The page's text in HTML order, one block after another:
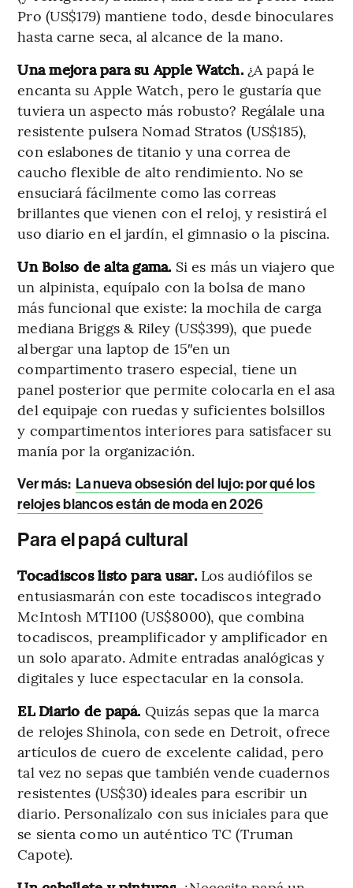
Pro (US$179) mantiene todo, desde binoculares
hasta carne seca, al alcance de la mano.
Una mejora para su Apple Watch. ¿A papá le
encanta su Apple Watch, pero le gustaría que
tuviera un aspecto más robusto? Regálale una
resistente pulsera Nomad Stratos (US$185),
con eslabones de titanio y una correa de
caucho flexible de alto rendimiento. No se
ensuciará fácilmente como las correas
brillantes que vienen con el reloj, y resistirá el
uso diario en el jardín, el gimnasio o la piscina.
Un Bolso de alta gama. Si es más un viajero que
un alpinista, equípalo con la bolsa de mano
más funcional que existe: la mochila de carga
mediana Briggs & Riley (US$399), que puede
albergar una laptop de 15″en un
compartimento trasero especial, tiene un
panel posterior que permite colocarla en el asa
del equipaje con ruedas y suficientes bolsillos
y compartimentos interiores para satisfacer su
manía por la organización.
Ver más: La nueva obsesión del lujo: por qué los
relojes blancos están de moda en 2026
Para el papá cultural
Tocadiscos listo para usar.Los audiófilos se
entusiasmarán con este tocadiscos integrado
McIntosh MTI100 (US$8000), que combina
tocadiscos, preamplificador y amplificador en
un solo aparato. Admite entradas analógicas y
digitales y luce espectacular en la consola.
EL Diario de papá. Quizás sepas que la marca
de relojes Shinola, con sede en Detroit, ofrece
artículos de cuero de excelente calidad, pero
tal vez no sepas que también vende cuadernos
resistentes (US$30) ideales para escribir un
diario. Personalízalo con sus iniciales para que
se sienta como un auténtico TC (Truman
Capote).